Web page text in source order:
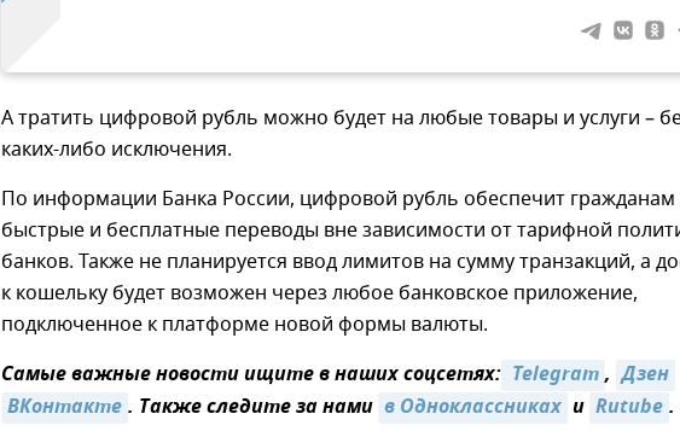
А тратить цифровой рубль можно будет на любые товары и услуги –
каких-либо исключения.
По информации Банка России, цифровой рубль обеспечит гражданам
быстрые и бесплатные переводы вне зависимости от тарифной
банков. Также не планируется ввод лимитов на сумму транзакций, а
к кошельку будет возможен через любое банковское приложение,
подключенное к платформе новой формы валюты.
Самые важные новости ищите в наших соцсетях: Telegram, Дзен
ВКонтакте. Также следите за нами в Одноклассниках и Rutube.